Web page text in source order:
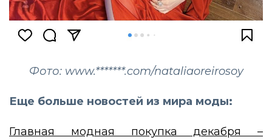
Фото: www.*******.com/nataliaoreirosoy
Еще больше новостей из мира моды:
Главная модная покупка декабря –